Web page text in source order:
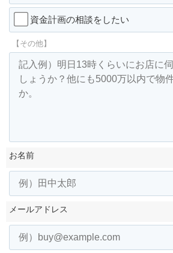
資金計画の相談をしたい
【その他】
お名前
メールアドレス